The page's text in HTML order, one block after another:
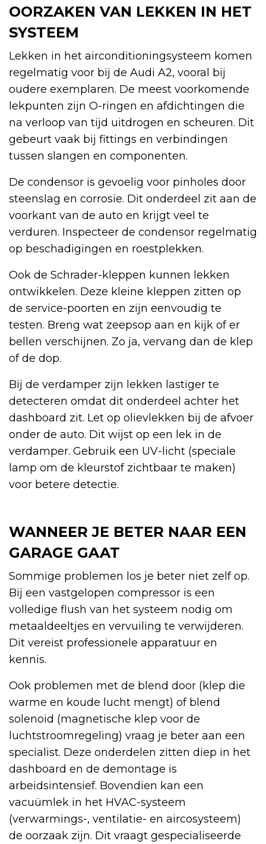
OORZAKEN VAN LEKKEN IN HET
SYSTEEM
Lekken in het airconditioningsysteem komen
regelmatig voor bij de Audi A2, vooral bij
oudere exemplaren. De meest voorkomende
lekpunten zijn O-ringen en afdichtingen die
na verloop van tijd uitdrogen en scheuren. Dit
gebeurt vaak bij fittings en verbindingen
tussen slangen en componenten.
De condensor is gevoelig voor pinholes door
steenslag en corrosie. Dit onderdeel zit aan de
voorkant van de auto en krijgt veel te
verduren. Inspecteer de condensor regelmatig
op beschadigingen en roestplekken.
Ook de Schrader-kleppen kunnen lekken
ontwikkelen. Deze kleine kleppen zitten op
de service-poorten en zijn eenvoudig te
testen. Breng wat zeepsop aan en kijk of er
bellen verschijnen. Zo ja, vervang dan de klep
of de dop.
Bij de verdamper zijn lekken lastiger te
detecteren omdat dit onderdeel achter het
dashboard zit. Let op olievlekken bij de afvoer
onder de auto. Dit wijst op een lek in de
verdamper. Gebruik een UV-licht (speciale
lamp om de kleurstof zichtbaar te maken)
voor betere detectie.
WANNEER JE BETER NAAR EEN
GARAGE GAAT
Sommige problemen los je beter niet zelf op.
Bij een vastgelopen compressor is een
volledige flush van het systeem nodig om
metaaldeeltjes en vervuiling te verwijderen.
Dit vereist professionele apparatuur en
kennis.
Ook problemen met de blend door (klep die
warme en koude lucht mengt) of blend
solenoid (magnetische klep voor de
luchtstroomregeling) vraag je beter aan een
specialist. Deze onderdelen zitten diep in het
dashboard en de demontage is
arbeidsintensief. Bovendien kan een
vacuümlek in het HVAC-systeem
(verwarmings-, ventilatie- en aircosysteem)
de oorzaak zijn. Dit vraagt gespecialiseerde